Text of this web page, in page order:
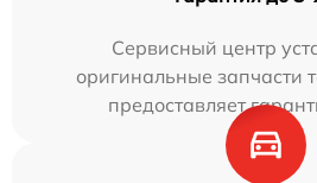
Сервисный центр
оригинальные запчасти
предоставляет